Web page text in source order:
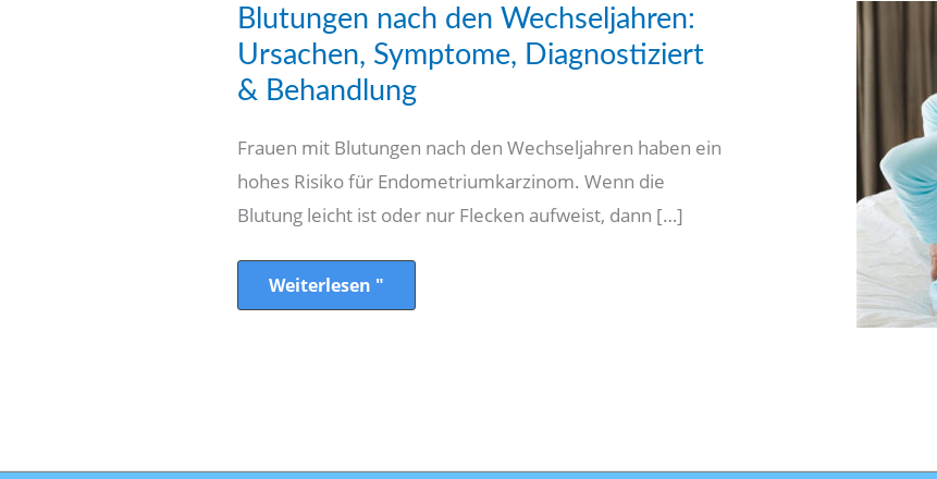
Blutungen nach den Wechseljahren:
Ursachen, Symptome, Diagnostiziert
& Behandlung
Frauen mit Blutungen nach den Wechseljahren haben ein
hohes Risiko für Endometriumkarzinom. Wenn die
Blutung leicht ist oder nur Flecken aufweist, dann […]
Blutungen
nach
den
Wechseljahren:
Ursachen,
Symptome,
Behandlung
Weiterlesen "